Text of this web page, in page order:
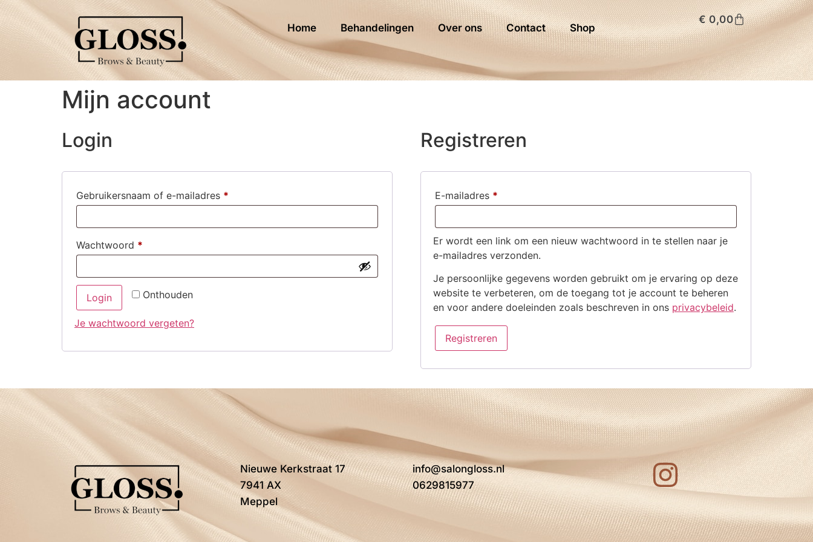
Home Behandelingen Over ons Contact Shop
€0,00
Mijn account
Login
Gebruikersnaam of e-mailadres *
Wachtwoord *
Onthouden
Login
Je wachtwoord vergeten?
Registreren
E-mailadres *
Er wordt een link om een nieuw wachtwoord in te stellen naar je
e-mailadres verzonden.
Je persoonlijke gegevens worden gebruikt om je ervaring op deze
website te verbeteren, om de toegang tot je account te beheren
en voor andere doeleinden zoals beschreven in ons privacybeleid.
Registreren
Nieuwe Kerkstraat 17
7941 AX
Meppel
info@salongloss.nl
0629815977